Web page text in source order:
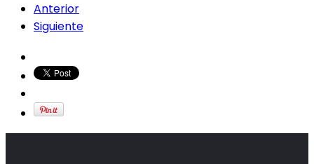
Anterior
Siguiente